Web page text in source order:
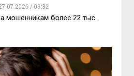
/ 09:32
мошенникам более 22 тыс.